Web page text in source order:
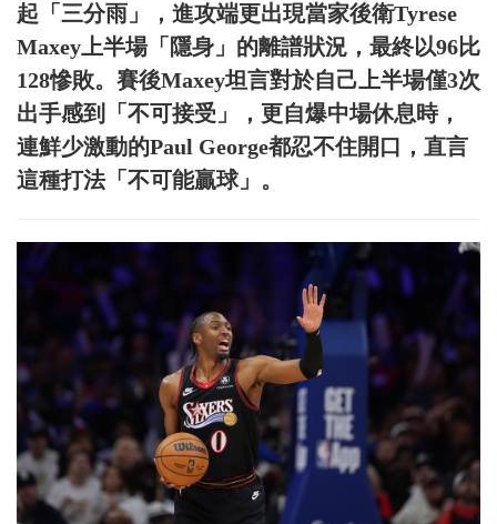
起「三分雨」，進攻端更出現當家後衛Tyrese
Maxey上半場「隱身」的離譜狀況，最終以96比
128慘敗。賽後Maxey坦言對於自己上半場僅3次
出手感到「不可接受」，更自爆中場休息時，
連鮮少激動的Paul George都忍不住開口，直言
這種打法「不可能贏球」。